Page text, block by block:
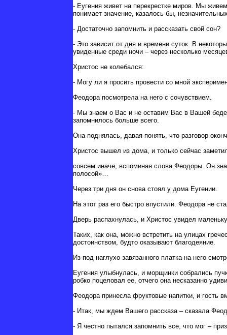
- Еугения живет на перекрестке миров. Мы
понимает значение, казалось бы,
- Достаточно запомнить и рассказать свой сон?
- Это зависит от дня и времени суток. В
увиденные среди ночи – через несколько
Христос не колебался:
- Могу ли я просить провести со мной
Феодора посмотрела на него с сочувствием.
- Мы знаем о Вас и не оставим Вас в Вашей
запомнилось больше всего.
Она поднялась, давая понять, что разговор
Христос вышел из дома, и только сейчас
совсем иначе, вспоминая слова Феодоры. Он
полосой»…
Через три дня он снова стоял у дома Еугении.
На этот раз его быстро впустили. Феодора не
Дверь распахнулась, и Христос увидел
Таких, как она, можно встретить на улицах
достоинством, будто оказывают благодеяние.
Из-под наглухо завязанного платка на него
Еугения улыбнулась, и морщинки собрались
робко поцеловал ее, отчего она несказанно
Феодора принесла фруктовые напитки, и гость
- Итак, мы ждем Вашего рассказа – сказала
- Я честно пытался запомнить все, что мог –